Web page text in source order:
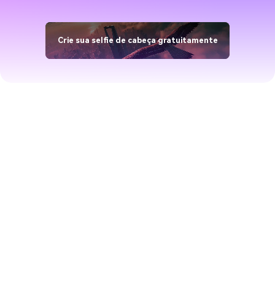
Crie sua selfie de cabeça gratuitamente